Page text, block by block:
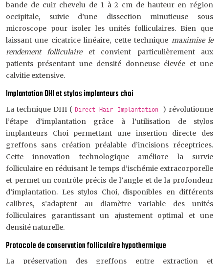
bande de cuir chevelu de 1 à 2 cm de hauteur en région
occipitale, suivie d’une dissection minutieuse sous
microscope pour isoler les unités folliculaires. Bien que
laissant une cicatrice linéaire, cette technique maximise le
rendement folliculaire et convient particulièrement aux
patients présentant une densité donneuse élevée et une
calvitie extensive.
Implantation DHI et stylos implanteurs choi
La technique DHI ( Direct Hair Implantation ) révolutionne
l’étape d’implantation grâce à l’utilisation de stylos
implanteurs Choi permettant une insertion directe des
greffons sans création préalable d’incisions réceptrices.
Cette innovation technologique améliore la survie
folliculaire en réduisant le temps d’ischémie extracorporelle
et permet un contrôle précis de l’angle et de la profondeur
d’implantation. Les stylos Choi, disponibles en différents
calibres, s’adaptent au diamètre variable des unités
folliculaires garantissant un ajustement optimal et une
densité naturelle.
Protocole de conservation folliculaire hypothermique
La préservation des greffons entre extraction et